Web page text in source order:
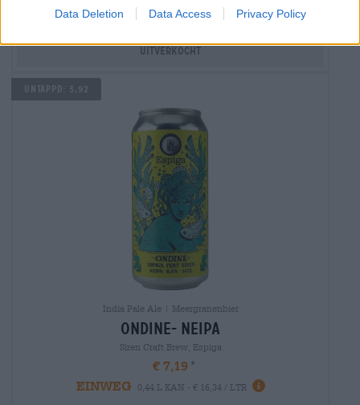
Data Deletion Data Access Privacy Policy
-
1 St. - € 0,59 / St.
Uitverkocht
UNTAPPD: 3,92
India Pale Ale | Meergranenbier
ondine- neipa
Siren Craft Brew, Espiga
€ 7,19
EINWEG
0,44 L KAN - € 16,34 / LTR